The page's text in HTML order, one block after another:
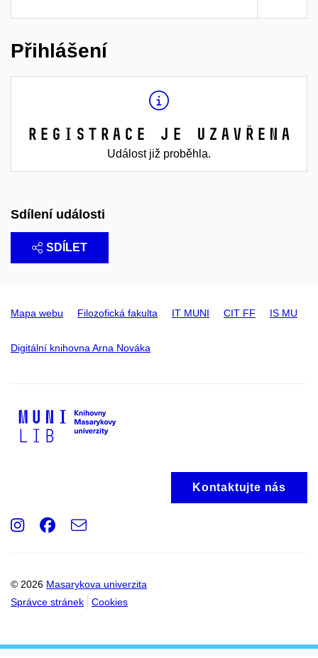
Přihlášení
Registrace je uzavřena
Událost již proběhla.
Sdílení události
SDÍLET
Mapa webu Filozofická fakulta IT MUNI CIT FF IS MU
Digitální knihovna Arna Nováka
Kontaktujte nás
© 2026 Masarykova univerzita
Správce stránek
Cookies
Instagram
Facebook
e-